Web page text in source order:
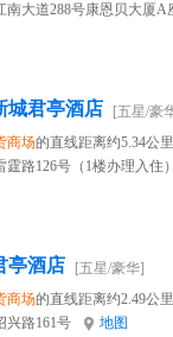
南大道288号康恩贝大厦A
城君亭酒店
[五星/豪
商场的直线距离约5.34公里
霆路126号（1楼办理入住
亭酒店
[五星/豪华]
商场的直线距离约2.49公里
兴路161号 地图